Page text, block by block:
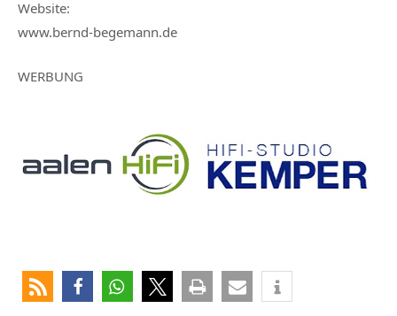
Website:
www.bernd-begemann.de
WERBUNG